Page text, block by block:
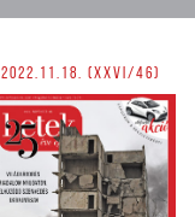
2022.11.18. (XXVI/46)